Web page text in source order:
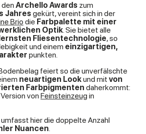
den Archello Awards zum
Jahres gekürt, vereint sich in der
Brio die Farbpalette mit einer
Optik. Sie bietet alle
Fliesentechnologie, so
und einem einzigartigen,
punkten.
feiert so die unverfälschte
neuartigen Lookund mit von
Farbpigmenten daherkommt:
von Feinsteinzeug in
umfasst hier die doppelte Anzahl
Nuancen.